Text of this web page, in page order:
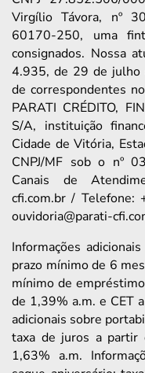
Virgílio Távora, nº
60170-250, uma
consignados. Nossa
4.935, de 29 de julho
de correspondentes
PARATI CRÉDITO,
S/A, instituição
Cidade de Vitória,
CNPJ/MF sob o nº
Canais de
cfi.com.br /
ouvidoria@parati-
Informações
prazo mínimo de 6
mínimo de
de 1,39% a.m. e CET
adicionais sobre
taxa de juros a partir
1,63% a.m.